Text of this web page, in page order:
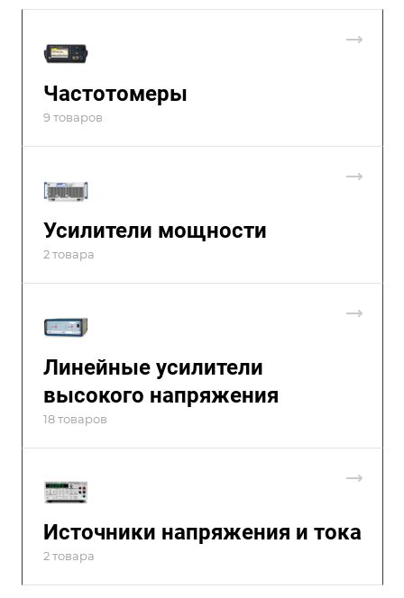
Частотомеры
9 товаров
Усилители мощности
2 товара
Линейные усилители
высокого напряжения
18 товаров
Источники напряжения и тока
2 товара